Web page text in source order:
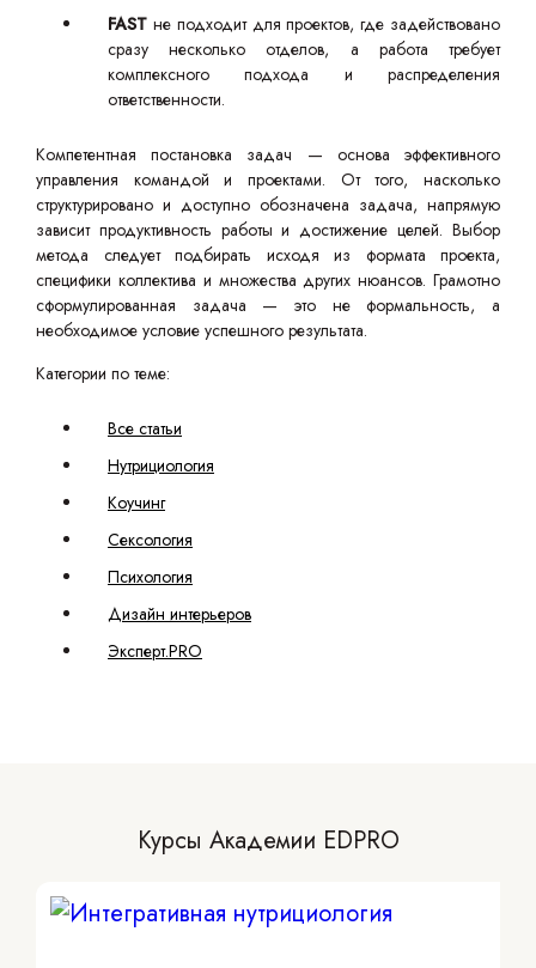
FAST не подходит для проектов, где задействовано
сразу несколько отделов, а работа требует
комплексного подхода и распределения
ответственности.
Компетентная постановка задач — основа эффективного
управления командой и проектами. От того, насколько
структурировано и доступно обозначена задача, напрямую
зависит продуктивность работы и достижение целей. Выбор
метода следует подбирать исходя из формата проекта,
специфики коллектива и множества других нюансов. Грамотно
сформулированная задача — это не формальность, а
необходимое условие успешного результата.
Категории по теме:
Все статьи
Нутрициология
Коучинг
Сексология
Психология
Дизайн интерьеров
Эксперт.PRO
Курсы Академии EDPRO